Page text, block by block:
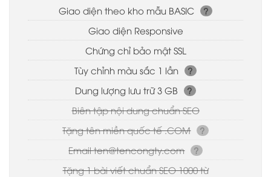
Giao diện theo kho mẫu BASIC ?
Giao diện Responsive
Chứng chỉ bảo mật SSL
Tùy chỉnh màu sắc 1 lần
?
Dung lượng lưu trữ 3 GB ?
Biên tập nội dung chuẩn SEO
Tặng tên miền quốc tế .COM
?
Emailten@tencongty.com ?
Tặng 1 bài viết chuẩn SEO 1000 từ